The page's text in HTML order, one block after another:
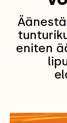
eniten